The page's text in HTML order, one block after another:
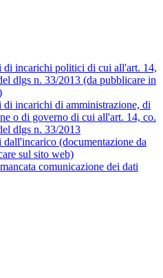
di incarichi politici di cui all'art. 14,
dlgs n. 33/2013 (da pubblicare in
di incarichi di amministrazione, di
o di governo di cui all'art. 14, co.
dlgs n. 33/2013
dall'incarico (documentazione da
sul sito web)
comunicazione dei dati